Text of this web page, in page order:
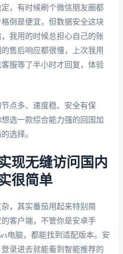
，有时候刷个微信朋友圈都
倒是便宜，但数据安全这块
我用的时候总担心自己的账
售后响应都很慢，上次我用
服等了半小时才回复，体验
点多、速度稳、安全有保
选一款综合能力强的回国加
选择。
现无缝访问国内
很简单
，其实番茄用起来特别简
客户端，不管你是安卓手
电脑，都能找到适配版本。安
录进去就能看到智能推荐的